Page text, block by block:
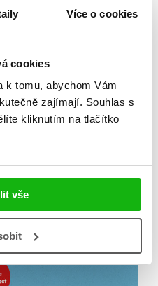
Více o cookies
cookies
k tomu, abychom Vám
zajímají. Souhlas s
kliknutím na tlačítko
vše